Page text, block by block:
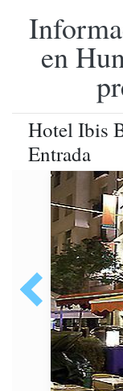
en
Hotel Ibis
Entrada